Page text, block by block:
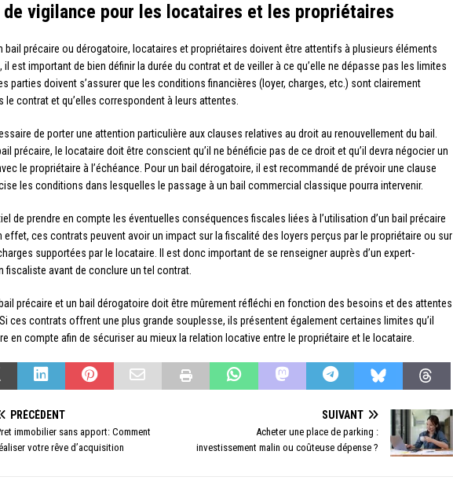
de vigilance pour les locataires et les propriétaires
bail précaire ou dérogatoire, locataires et propriétaires doivent être attentifs à plusieurs éléments
il est important de bien définir la durée du contrat et de veiller à ce qu’elle ne dépasse pas les limites
parties doivent s’assurer que les conditions financières (loyer, charges, etc.) sont clairement
le contrat et qu’elles correspondent à leurs attentes.
de porter une attention particulière aux clauses relatives au droit au renouvellement du bail.
précaire, le locataire doit être conscient qu’il ne bénéficie pas de ce droit et qu’il devra négocier un
le propriétaire à l’échéance. Pour un bail dérogatoire, il est recommandé de prévoir une clause
les conditions dans lesquelles le passage à un bail commercial classique pourra intervenir.
de prendre en compte les éventuelles conséquences fiscales liées à l’utilisation d’un bail précaire
effet, ces contrats peuvent avoir un impact sur la fiscalité des loyers perçus par le propriétaire ou sur
supportées par le locataire. Il est donc important de se renseigner auprès d’un expert-
fiscaliste avant de conclure un tel contrat.
précaire et un bail dérogatoire doit être mûrement réfléchi en fonction des besoins et des attentes
ces contrats offrent une plus grande souplesse, ils présentent également certaines limites qu’il
en compte afin de sécuriser au mieux la relation locative entre le propriétaire et le locataire.
PRÉCÉDENT
immobilier sans apport: Comment
votre rêve d’acquisition
SUIVANT
Acheter une place de parking :
investissement malin ou coûteuse dépense ?